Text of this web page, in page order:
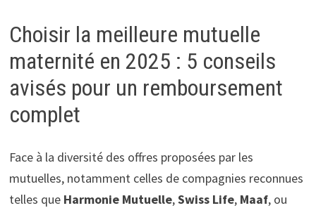
Choisir la meilleure mutuelle
maternité en 2025 : 5 conseils
avisés pour un remboursement
complet
Face à la diversité des offres proposées par les
mutuelles, notamment celles de compagnies reconnues
telles que Harmonie Mutuelle,Swiss Life, Maaf, ou